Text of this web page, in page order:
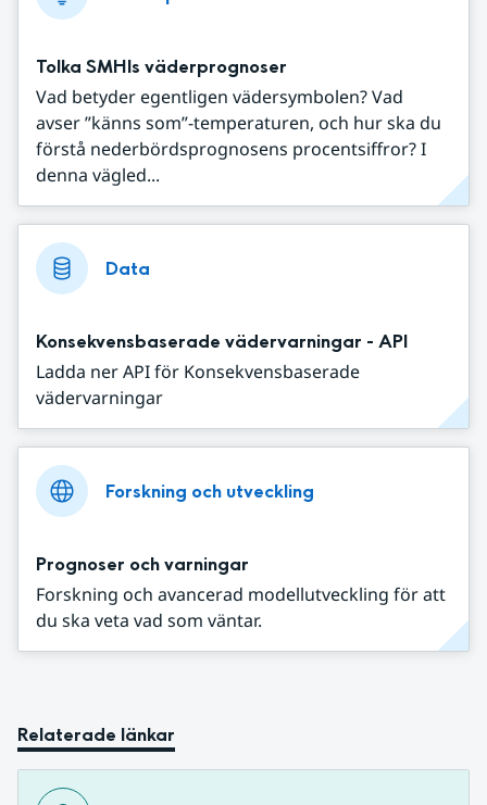
Tolka SMHIs väderprognoser
Vad betyder egentligen vädersymbolen? Vad
avser ”känns som”-temperaturen, och hur ska du
förstå nederbördsprognosens procentsiffror? I
denna vägled...
Data
Konsekvensbaserade vädervarningar - API
Ladda ner API för Konsekvensbaserade
vädervarningar
Forskning och utveckling
Prognoser och varningar
Forskning och avancerad modellutveckling för att
du ska veta vad som väntar.
Relaterade länkar